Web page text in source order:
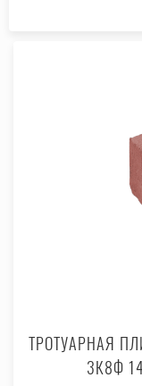
ТРОТУАРНАЯ
3К8Ф